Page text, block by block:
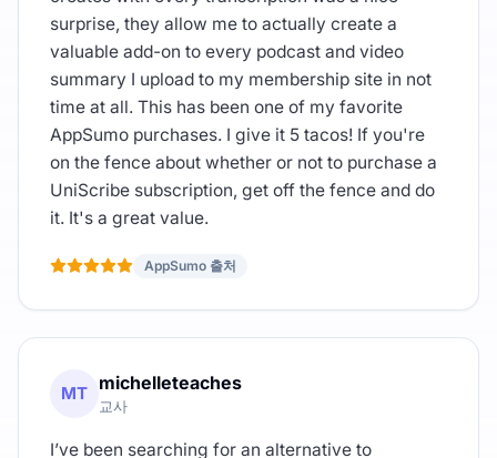
surprise, they allow me to actually create a
valuable add-on to every podcast and video
summary I upload to my membership site in not
time at all. This has been one of my favorite
AppSumo purchases. I give it 5 tacos! If you're
on the fence about whether or not to purchase a
UniScribe subscription, get off the fence and do
it. It's a great value.
AppSumo 출처
MT michelleteaches
교사
I’ve been searching for an alternative to